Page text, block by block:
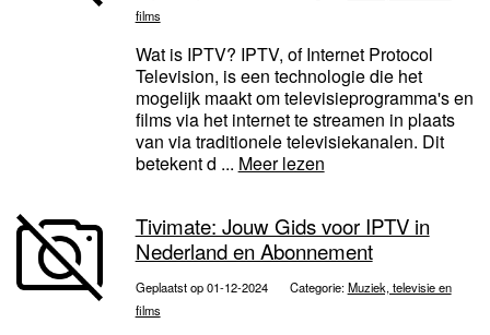
films
Wat is IPTV? IPTV, of Internet Protocol
Television, is een technologie die het
mogelijk maakt om televisieprogramma's en
films via het internet te streamen in plaats
van via traditionele televisiekanalen. Dit
betekent d ... Meer lezen
Tivimate: Jouw Gids voor IPTV in
Nederland en Abonnement
Geplaatst op 01-12-2024 Categorie:Muziek, televisie en
films